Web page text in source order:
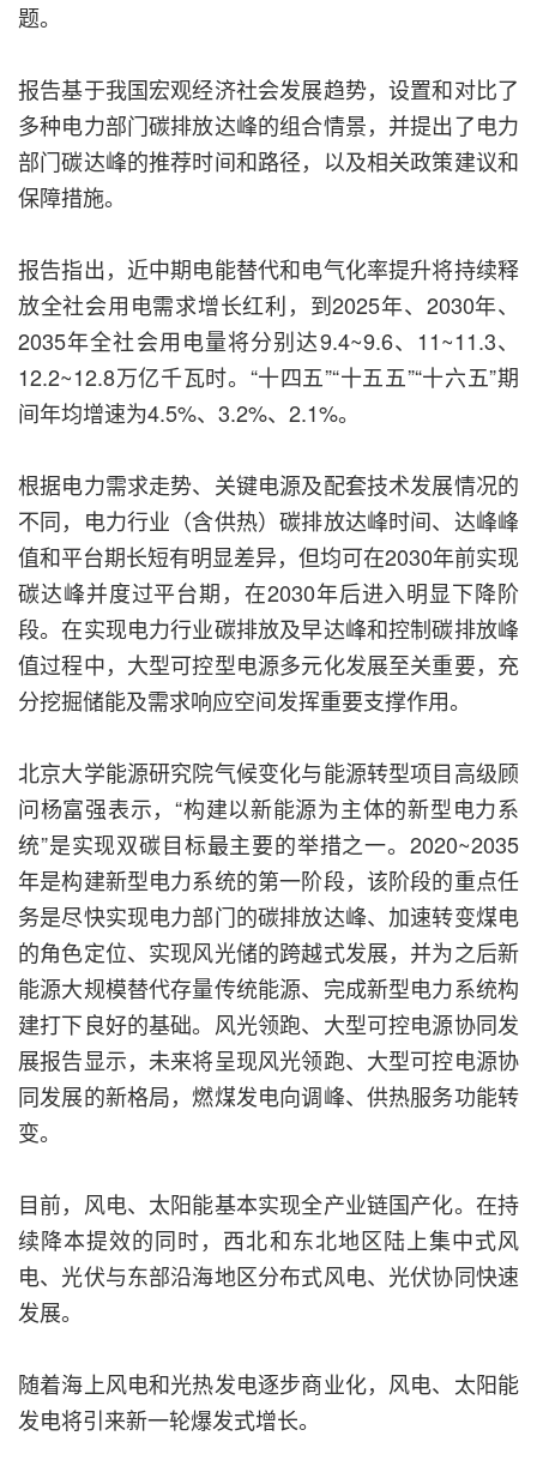
题。
报告基于我国宏观经济社会发展趋势，设置和对比了
多种电力部门碳排放达峰的组合情景，并提出了电力
部门碳达峰的推荐时间和路径，以及相关政策建议和
保障措施。
报告指出，近中期电能替代和电气化率提升将持续释
放全社会用电需求增长红利，到2025年、2030年、
2035年全社会用电量将分别达9.4~9.6、11~11.3、
12.2~12.8万亿千瓦时。“十四五”“十五五”“十六五”期
间年均增速为4.5%、3.2%、2.1%。
根据电力需求走势、关键电源及配套技术发展情况的
不同，电力行业（含供热）碳排放达峰时间、达峰峰
值和平台期长短有明显差异，但均可在2030年前实现
碳达峰并度过平台期，在2030年后进入明显下降阶
段。在实现电力行业碳排放及早达峰和控制碳排放峰
值过程中，大型可控型电源多元化发展至关重要，充
分挖掘储能及需求响应空间发挥重要支撑作用。
北京大学能源研究院气候变化与能源转型项目高级顾
问杨富强表示，“构建以新能源为主体的新型电力系
统”是实现双碳目标最主要的举措之一。2020~2035
年是构建新型电力系统的第一阶段，该阶段的重点任
务是尽快实现电力部门的碳排放达峰、加速转变煤电
的角色定位、实现风光储的跨越式发展，并为之后新
能源大规模替代存量传统能源、完成新型电力系统构
建打下良好的基础。风光领跑、大型可控电源协同发
展报告显示，未来将呈现风光领跑、大型可控电源协
同发展的新格局，燃煤发电向调峰、供热服务功能转
变。
目前，风电、太阳能基本实现全产业链国产化。在持
续降本提效的同时，西北和东北地区陆上集中式风
电、光伏与东部沿海地区分布式风电、光伏协同快速
发展。
随着海上风电和光热发电逐步商业化，风电、太阳能
发电将引来新一轮爆发式增长。